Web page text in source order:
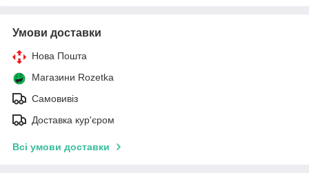
Умови доставки
Нова Пошта
Магазини Rozetka
Самовивіз
Доставка кур'єром
Всі умови доставки